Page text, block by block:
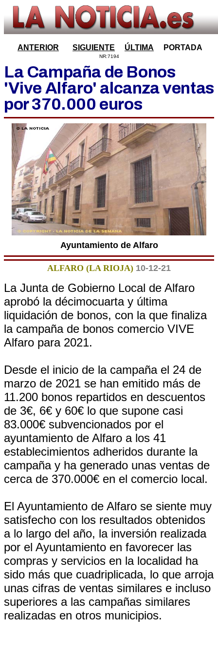
ANTERIOR SIGUIENTE ÚLTIMA PORTADA
NR:7194
La Campaña de Bonos
'Vive Alfaro' alcanza ventas
por 370.000 euros
Ayuntamiento de Alfaro
ALFARO (LA RIOJA) 10-12-21
La Junta de Gobierno Local de Alfaro
aprobó la décimocuarta y última
liquidación de bonos, con la que finaliza
la campaña de bonos comercio VIVE
Alfaro para 2021.
Desde el inicio de la campaña el 24 de
marzo de 2021 se han emitido más de
11.200 bonos repartidos en descuentos
de 3€, 6€ y 60€ lo que supone casi
83.000€ subvencionados por el
ayuntamiento de Alfaro a los 41
establecimientos adheridos durante la
campaña y ha generado unas ventas de
cerca de 370.000€ en el comercio local.
El Ayuntamiento de Alfaro se siente muy
satisfecho con los resultados obtenidos
a lo largo del año, la inversión realizada
por el Ayuntamiento en favorecer las
compras y servicios en la localidad ha
sido más que cuadriplicada, lo que arroja
unas cifras de ventas similares e incluso
superiores a las campañas similares
realizadas en otros municipios.